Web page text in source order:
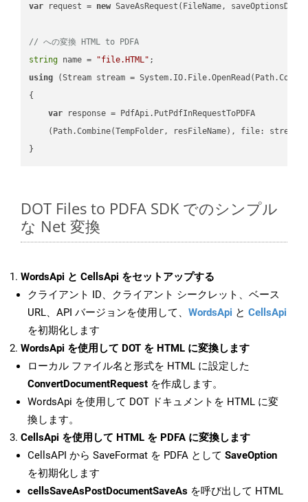
var request = new SaveAsRequest(FileName,
// への変換 HTML to PDFA
string name = "file.HTML"
using (Stream stream =
{
var response = PdfApi.PutPdfInRequestToPDFA
    (Path.Combine(TempFolder, resFileName), file: stream);
DOT Files to PDFA SDK でのシンプル
な Net 変換
WordsApi と CellsApi をセットアップする
クライアント ID、クライアント シークレット、ベース
URL、API バージョンを使用して、 WordsApi と CellsApi
を初期化します
WordsApi を使用して DOT を HTML に変換します
ローカル ファイル名と形式を HTML に設定した
ConvertDocumentRequest を作成します。
WordsApi を使用して DOT ドキュメントを HTML に変
換します。
CellsApi を使用して HTML を PDFA に変換します
CellsAPI から SaveFormat を PDFA として SaveOption
を初期化します
cellsSaveAsPostDocumentSaveAs を呼び出して HTML